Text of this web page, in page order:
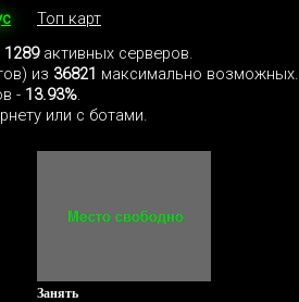
Топ карт
1289активных серверов.
из 36821 максимально возможных.
- 13.93%.
или с ботами.
Занять